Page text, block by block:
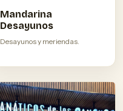
Mandarina
Desayunos
Desayunos y meriendas.